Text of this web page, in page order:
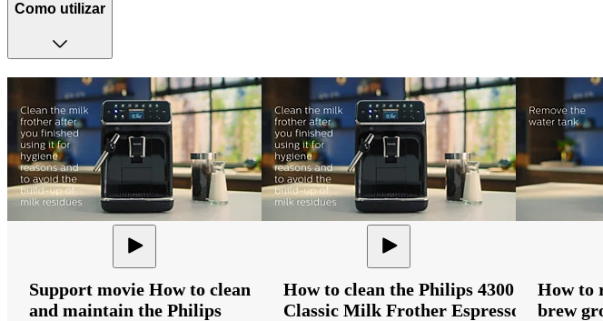
Como utilizar
Support movie How to clean
and maintain the Philips
How to clean the Philips 4300
Classic Milk Frother Espresso
How to
brew